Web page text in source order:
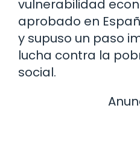
vulnerabilidad
aprobado en
y supuso un paso
lucha contra la
social.